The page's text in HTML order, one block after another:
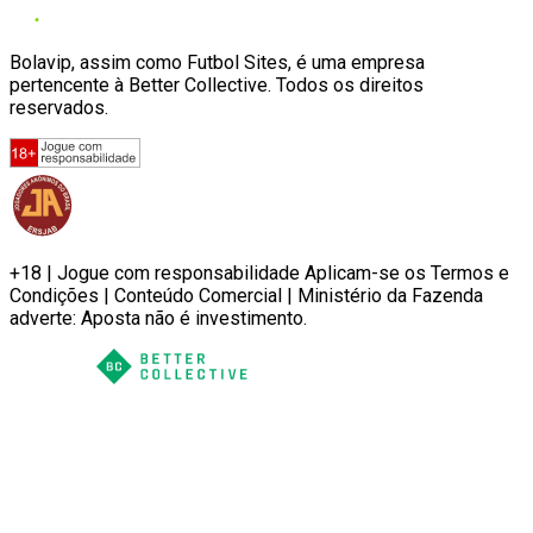
Bolavip, assim como Futbol Sites, é uma empresa
pertencente à Better Collective. Todos os direitos
reservados.
+18 | Jogue com responsabilidade Aplicam-se os Termos e
Condições | Conteúdo Comercial | Ministério da Fazenda
adverte: Aposta não é investimento.